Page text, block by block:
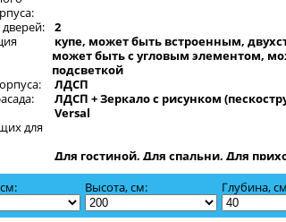
2
купе, может быть встроенным,
может быть с угловым элементом,
подсветкой
ЛДСП
ЛДСП + Зеркало с рисунком
для
Versal
Для гостиной, Для спальни, Для
офиса, Для дачи
шкаф-купе. Шкаф декорирован
которое нанесено с помощью пескоструйного
Высота, см: Глубина,